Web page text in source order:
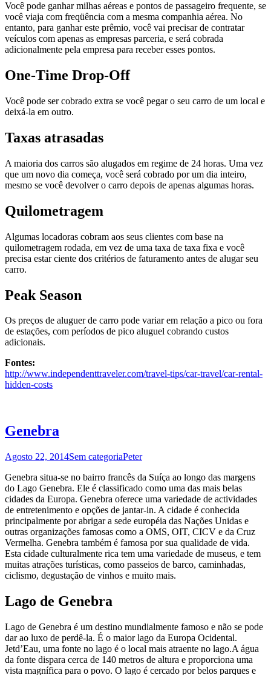
Você pode ganhar milhas aéreas e pontos de passageiro frequente, se
você viaja com freqüência com a mesma companhia aérea. No
entanto, para ganhar este prêmio, você vai precisar de contratar
veículos com apenas as empresas parceria, e será cobrada
adicionalmente pela empresa para receber esses pontos.
One-Time Drop-Off
Você pode ser cobrado extra se você pegar o seu carro de um local e
deixá-la em outro.
Taxas atrasadas
A maioria dos carros são alugados em regime de 24 horas. Uma vez
que um novo dia começa, você será cobrado por um dia inteiro,
mesmo se você devolver o carro depois de apenas algumas horas.
Quilometragem
Algumas locadoras cobram aos seus clientes com base na
quilometragem rodada, em vez de uma taxa de taxa fixa e você
precisa estar ciente dos critérios de faturamento antes de alugar seu
carro.
Peak Season
Os preços de aluguer de carro pode variar em relação a pico ou fora
de estações, com períodos de pico aluguel cobrando custos
adicionais.
Fontes:
http://www.independenttraveler.com/travel-tips/car-travel/car-rental-
hidden-costs
Genebra
Agosto 22, 2014Sem categoriaPeter
Genebra situa-se no bairro francês da Suíça ao longo das margens
do Lago Genebra. Ele é classificado como uma das mais belas
cidades da Europa. Genebra oferece uma variedade de actividades
de entretenimento e opções de jantar-in. A cidade é conhecida
principalmente por abrigar a sede européia das Nações Unidas e
outras organizações famosas como a OMS, OIT, CICV e da Cruz
Vermelha. Genebra também é famosa por sua qualidade de vida.
Esta cidade culturalmente rica tem uma variedade de museus, e tem
muitas atrações turísticas, como passeios de barco, caminhadas,
ciclismo, degustação de vinhos e muito mais.
Lago de Genebra
Lago de Genebra é um destino mundialmente famoso e não se pode
dar ao luxo de perdê-la. É o maior lago da Europa Ocidental.
Jetd’Eau, uma fonte no lago é o local mais atraente no lago.A água
da fonte dispara cerca de 140 metros de altura e proporciona uma
vista magnífica para o povo. O lago é cercado por belos parques e